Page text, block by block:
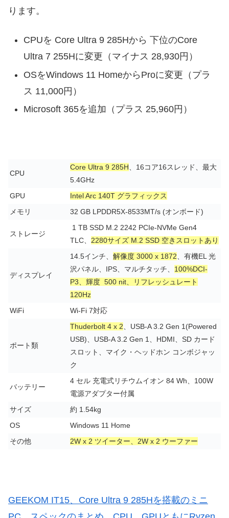
ります。
CPUを Core Ultra 9 285Hから 下位のCore
Ultra 7 255Hに変更（マイナス 28,930円）
OSをWindows 11 HomeからProに変更（プラ
ス 11,000円）
Microsoft 365を追加（プラス 25,960円）
CPU
Core Ultra 9 285H、16コア16スレッド、最大
5.4GHz
GPU
Intel Arc 140T グラフィックス
メモリ
32 GB LPDDR5X-8533MT/s (オンボード)
ストレージ
1 TB SSD M.2 2242 PCIe-NVMe Gen4
TLC、 2280サイズ M.2 SSD 空きスロットあり
ディスプレイ
14.5インチ、 解像度 3000 x 1872、有機EL 光
沢パネル、IPS、マルチタッチ、 100%DCI-
P3、輝度 500 nit、リフレッシュレート
120Hz
WiFi
Wi-Fi 7対応
ポート類
Thuderbolt 4 x 2、USB-A 3.2 Gen 1(Powered
USB)、USB-A 3.2 Gen 1、HDMI、SD カード
スロット、マイク・ヘッドホン コンボジャッ
ク
バッテリー
4 セル 充電式リチウムイオン 84 Wh、100W
電源アダプター付属
サイズ
約 1.54kg
OS
Windows 11 Home
その他
2W x 2 ツイーター、2W x 2 ウーファー
GEEKOM IT15、Core Ultra 9 285Hを搭載のミニ